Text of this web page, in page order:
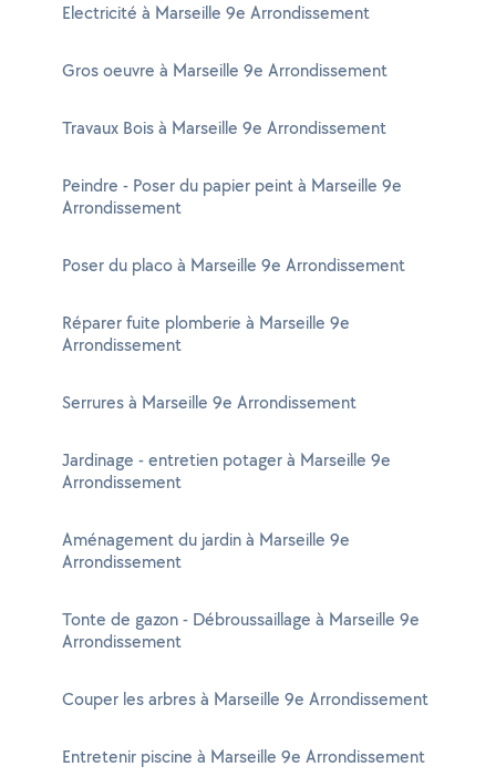
Electricité à Marseille 9e Arrondissement
Gros oeuvre à Marseille 9e Arrondissement
Travaux Bois à Marseille 9e Arrondissement
Peindre - Poser du papier peint à Marseille 9e
Arrondissement
Poser du placo à Marseille 9e Arrondissement
Réparer fuite plomberie à Marseille 9e
Arrondissement
Serrures à Marseille 9e Arrondissement
Jardinage - entretien potager à Marseille 9e
Arrondissement
Aménagement du jardin à Marseille 9e
Arrondissement
Tonte de gazon - Débroussaillage à Marseille 9e
Arrondissement
Couper les arbres à Marseille 9e Arrondissement
Entretenir piscine à Marseille 9e Arrondissement